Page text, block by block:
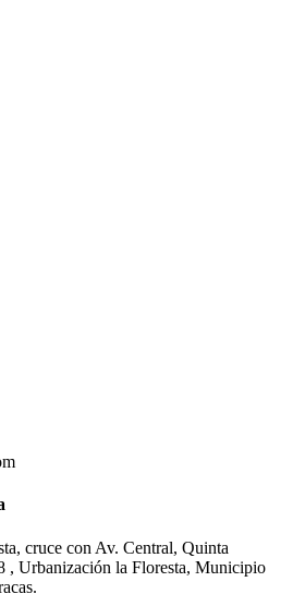
cruce con Av. Central, Quinta
, Urbanización la Floresta, Municipio